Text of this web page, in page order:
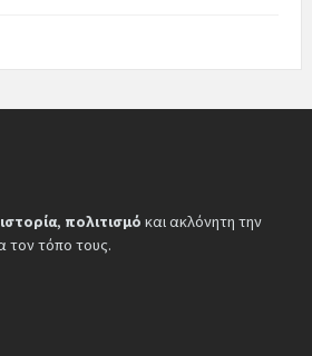
ιστορία, πολιτισμό και ακλόνητη την
τον τόπο τους.